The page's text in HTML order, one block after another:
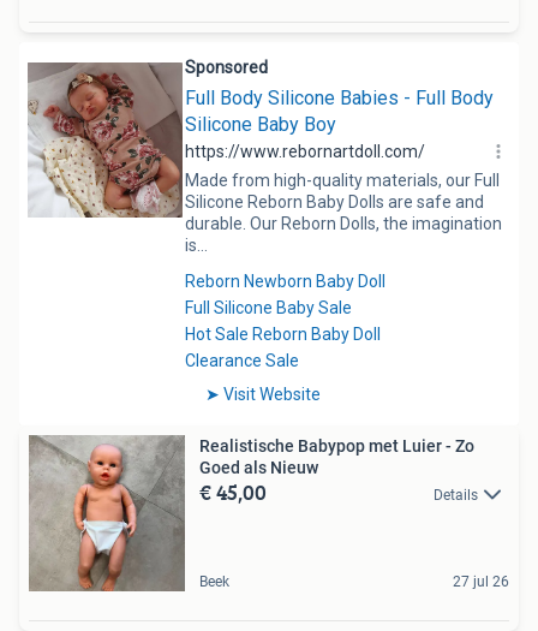
Realistische Babypop met Luier - Zo
Goed als Nieuw
€ 45,00 Details
Beek 27 jul 26